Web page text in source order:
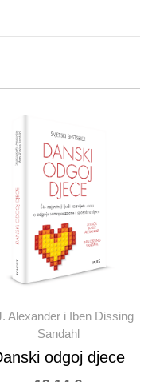
Alexander i Iben Dissing
Sandahl
odgoj djece